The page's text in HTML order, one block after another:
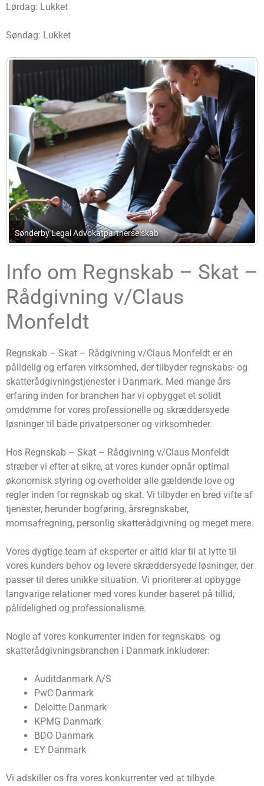
Lørdag: Lukket
Søndag: Lukket
Nikolajsen Advokatfirma
Info om Regnskab – Skat –
Rådgivning v/Claus
Monfeldt
Regnskab – Skat – Rådgivning v/Claus Monfeldt er en
pålidelig og erfaren virksomhed, der tilbyder regnskabs- og
skatterådgivningstjenester i Danmark. Med mange års
erfaring inden for branchen har vi opbygget et solidt
omdømme for vores professionelle og skræddersyede
løsninger til både privatpersoner og virksomheder.
Hos Regnskab – Skat – Rådgivning v/Claus Monfeldt
stræber vi efter at sikre, at vores kunder opnår optimal
økonomisk styring og overholder alle gældende love og
regler inden for regnskab og skat. Vi tilbyder en bred vifte af
tjenester, herunder bogføring, årsregnskaber,
momsafregning, personlig skatterådgivning og meget mere.
Vores dygtige team af eksperter er altid klar til at lytte til
vores kunders behov og levere skræddersyede løsninger, der
passer til deres unikke situation. Vi prioriterer at opbygge
langvarige relationer med vores kunder baseret på tillid,
pålidelighed og professionalisme.
Nogle af vores konkurrenter inden for regnskabs- og
skatterådgivningsbranchen i Danmark inkluderer:
Auditdanmark A/S
PwC Danmark
Deloitte Danmark
KPMG Danmark
BDO Danmark
EY Danmark
Vi adskiller os fra vores konkurrenter ved at tilbyde